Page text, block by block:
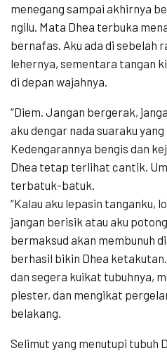
menegang sampai akhirnya
ngilu. Mata Dhea terbuka
bernafas. Aku ada di sebelah
lehernya, sementara tangan
di depan wajahnya.
“Diem. Jangan bergerak,
aku dengar nada suaraku
Kedengarannya bengis dan
Dhea tetap terlihat cantik.
terbatuk-batuk.
“Kalau aku lepasin tanganku,
jangan berisik atau aku
bermaksud akan membunuh
berhasil bikin Dhea
dan segera kuikat tubuhnya,
plester, dan mengikat
belakang.
Selimut yang menutupi tubuh